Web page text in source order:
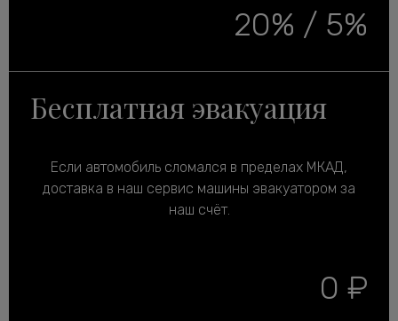
20% / 5%
Бесплатная эвакуация
Если автомобиль сломался в пределах МКАД,
доставка в наш сервис машины эвакуатором за
наш счёт.
0 ₽